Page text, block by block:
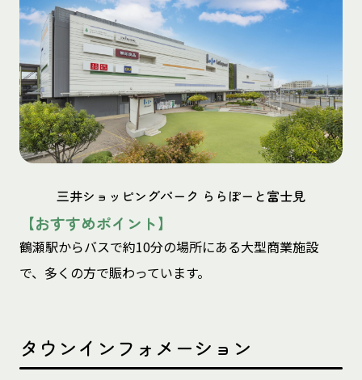
三井ショッピングパーク ららぽーと富士見
【おすすめポイント】
鶴瀬駅からバスで約10分の場所にある大型商業施設
で、多くの方で賑わっています。
タウンインフォメーション